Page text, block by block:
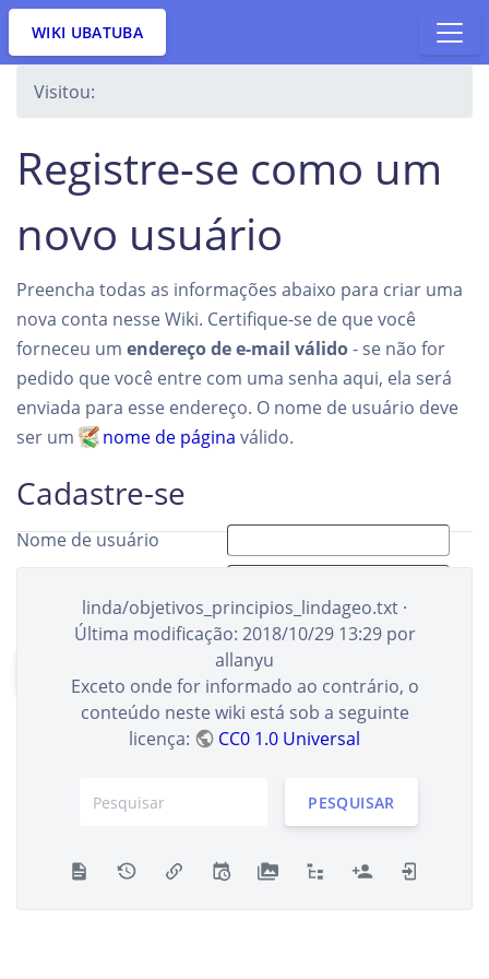
WIKI UBATUBA
Visitou:
Registre-se como um
novo usuário
Preencha todas as informações abaixo para criar uma
nova conta nesse Wiki. Certifique-se de que você
forneceu um endereço de e-mail válido- se não for
pedido que você entre com uma senha aqui, ela será
enviada para esse endereço. O nome de usuário deve
ser um
nome de página válido.
Cadastre-se
Nome de usuário
linda/objetivos_principios_lindageo.txt ·
Última modificação: 2018/10/29 13:29por
allanyu
Exceto onde for informado ao contrário, o
conteúdo neste wiki está sob a seguinte
licença:
CC0 1.0 Universal
PESQUISAR